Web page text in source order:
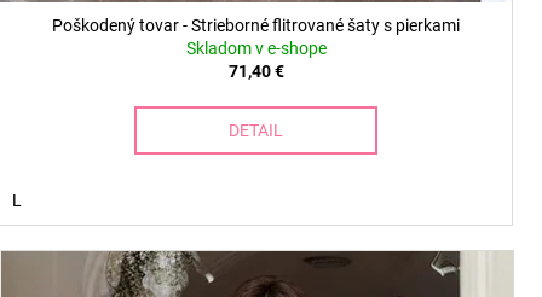
Poškodený tovar - Strieborné flitrované šaty s pierkami
Skladom v e-shope
71,40 €
DETAIL
L